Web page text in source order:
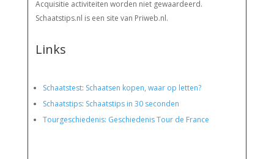
Acquisitie activiteiten worden niet gewaardeerd.
Schaatstips.nl is een site van Priweb.nl.
Links
Schaatstest: Schaatsen kopen, waar op letten?
Schaatstips: Schaatstips in 30 seconden
Tourgeschiedenis: Geschiedenis Tour de France